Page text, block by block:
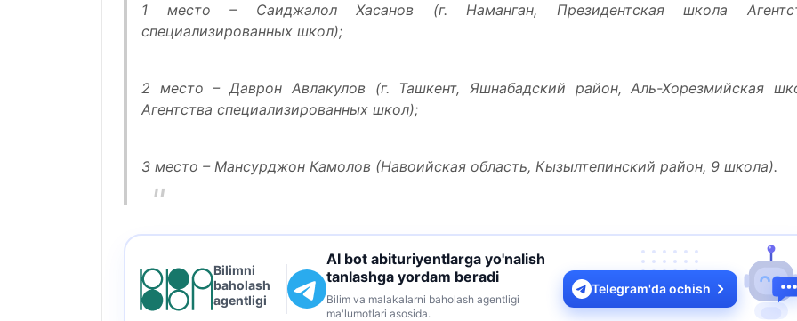
1 место – Саиджалол Хасанов (г. Наманган, Президентская школа
специализированных школ);
2 место – Даврон Авлакулов (г. Ташкент, Яшнабадский район, Аль-Хорезмийская
Агентства специализированных школ);
3 место – Мансурджон Камолов (Навоийская область, Кызылтепинский район, 9 школа).
Bilimni
baholash
agentligi
AI bot abituriyentlarga yo'nalish
tanlashga yordam beradi
Bilim va malakalarni baholash agentligi
ma'lumotlari asosida.
Telegram'da ochish